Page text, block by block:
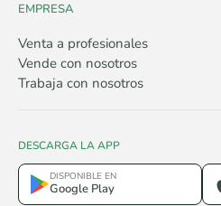
EMPRESA
Venta a profesionales
Vende con nosotros
Trabaja con nosotros
DESCARGA LA APP
DISPONIBLE EN
Google Play